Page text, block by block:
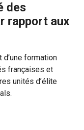
des
rapport aux
formation
françaises et
unités d’élite